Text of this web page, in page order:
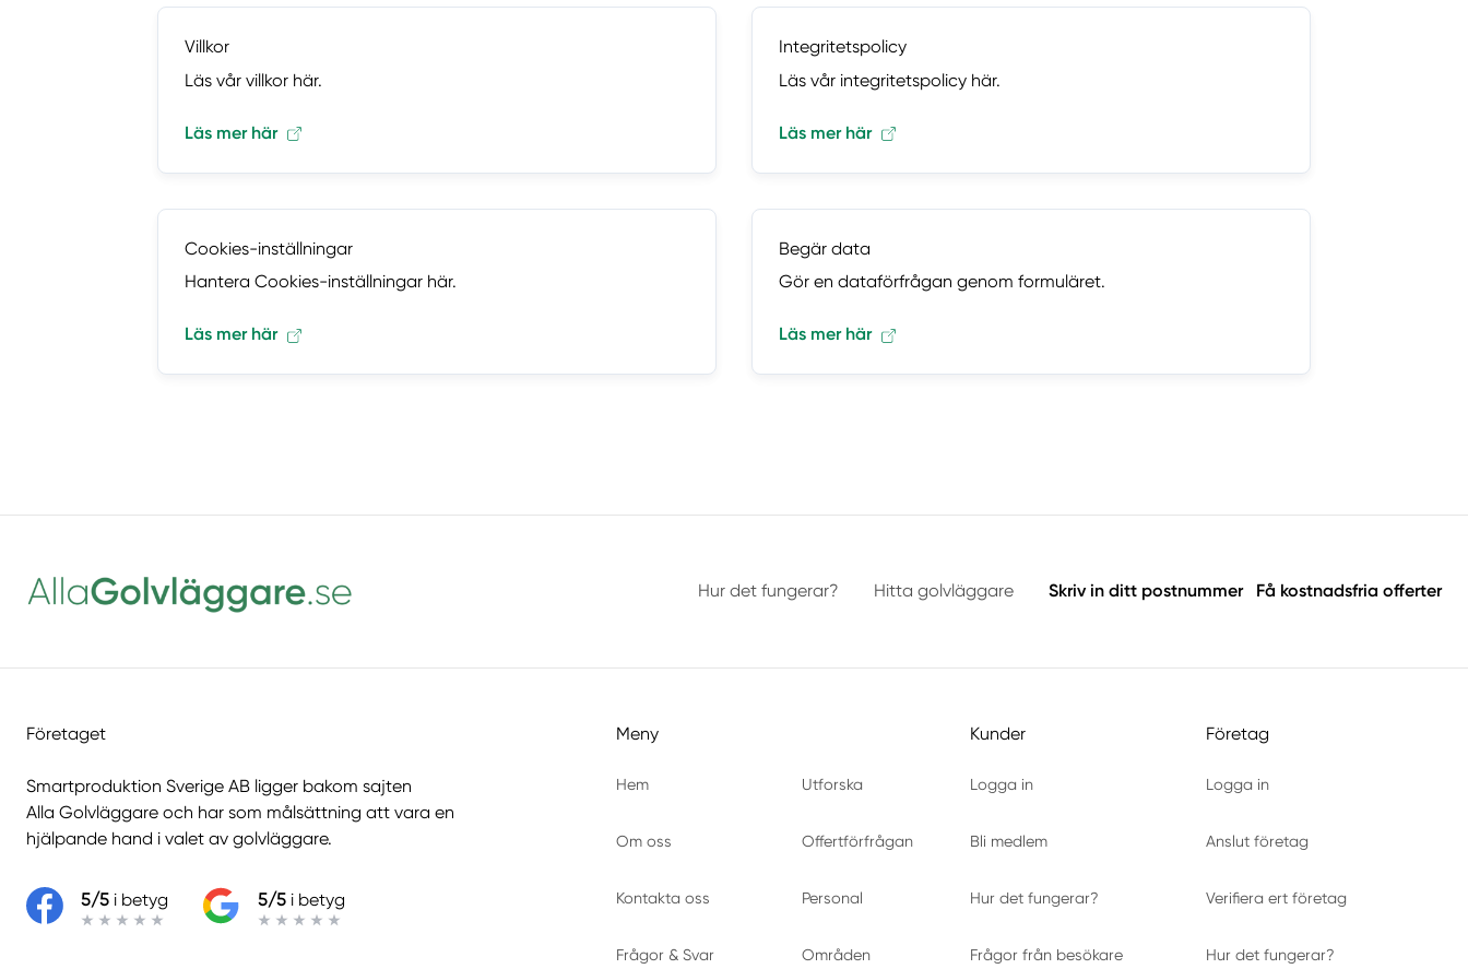
Villkor
Läs vår villkor här.
Läs mer här
Integritetspolicy
Läs vår integritetspolicy här.
Läs mer här
Cookies-inställningar
Hantera Cookies-inställningar här.
Läs mer här
Begär data
Gör en dataförfrågan genom formuläret.
Läs mer här
Hur det fungerar? Hitta golvläggare Skriv in ditt postnummer Få kostnadsfria offerter
Företaget
Smartproduktion Sverige AB ligger bakom sajten
Alla Golvläggare och har som målsättning att vara en
hjälpande hand i valet av golvläggare.
5/5 i betyg 5/5 i betyg
Meny
Hem Utforska
Om oss Offertförfrågan
Kontakta oss Personal
Frågor & Svar Områden
Kunder
Logga in
Bli medlem
Hur det fungerar?
Frågor från besökare
Företag
Logga in
Anslut företag
Verifiera ert företag
Hur det fungerar?